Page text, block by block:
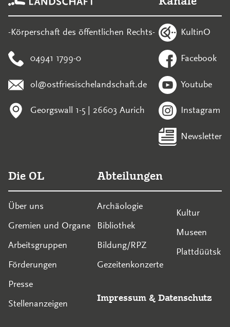
-Körperschaft des öffentlichen Rechts-
04941 1799-0
ol@ostfriesischelandschaft.de
Georgswall 1-5 | 26603 Aurich
KultinO
Facebook
Youtube
Instagram
Newsletter
Die OL
Über uns
Gremien und Organe
Arbeitsgruppen
Förderungen
Presse
Stellenanzeigen
Abteilungen
Archäologie
Bibliothek
Bildung/RPZ
Gezeitenkonzerte
Kultur
Museen
Plattdüütsk
Impressum & Datenschutz